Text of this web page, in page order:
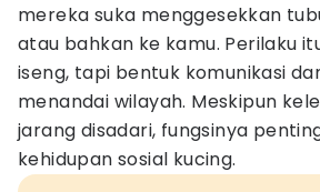
mereka suka menggesekkan
atau bahkan ke kamu. Perilaku
iseng, tapi bentuk komunikasi
menandai wilayah. Meskipun
jarang disadari, fungsinya
kehidupan sosial kucing.